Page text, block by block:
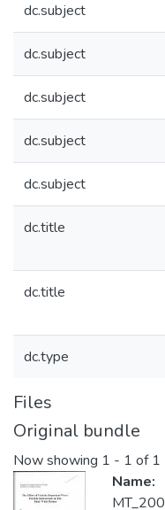
dc.subject
dc.subject
dc.subject
dc.subject
dc.subject
dc.title
dc.title
dc.type
Files
Original bundle
Now showing 1 - 1 of 1
Name: